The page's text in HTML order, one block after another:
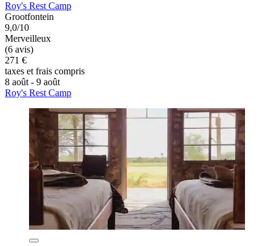
Roy's Rest Camp
Grootfontein
9,0/10
Merveilleux
(6 avis)
271 €
taxes et frais compris
8 août - 9 août
Roy's Rest Camp